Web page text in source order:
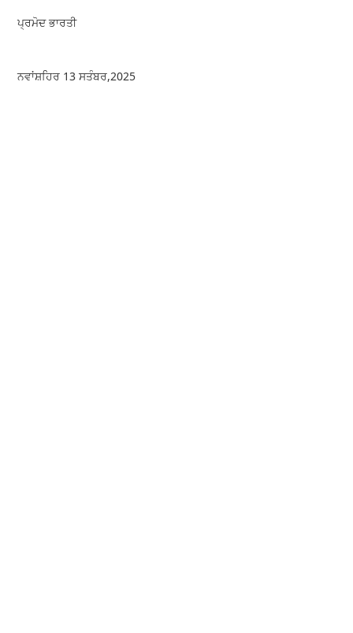
ਪ੍ਰਮੋਦ ਭਾਰਤੀ
ਨਵਾਂਸ਼ਹਿਰ 13 ਸਤੰਬਰ,2025